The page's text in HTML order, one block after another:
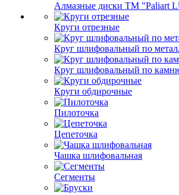
Алмазные диски ТМ "Paliart
Круги отрезные
Круг шлифовальный по
Круг шлифовальный по
Круги обдирочные
Пилоточка
Цепеточка
Чашка шлифовальная
Сегменты